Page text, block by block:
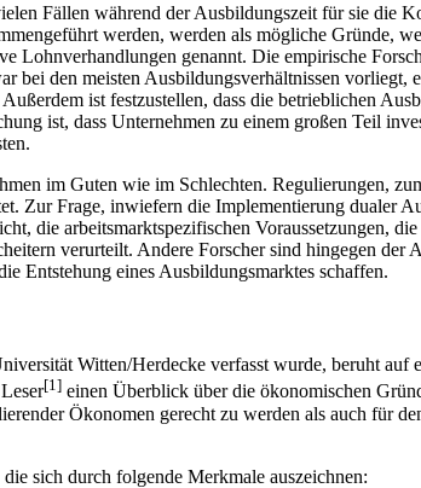
Fällen während der Ausbildungszeit für sie die
werden, werden als mögliche Gründe,
Lohnverhandlungen genannt. Die empirische
den meisten Ausbildungsverhältnissen
ist festzustellen, dass die betrieblichen
ist, dass Unternehmen zu einem großen Teil
im Guten wie im Schlechten. Regulierungen,
Zur Frage, inwiefern die Implementierung dualer
die arbeitsmarktspezifischen Voraussetzungen,
verurteilt. Andere Forscher sind hingegen
Entstehung eines Ausbildungsmarktes schaffen.
Witten/Herdecke verfasst wurde, beruht auf
[1] einen Überblick über die ökonomischen
Ökonomen gerecht zu werden als auch für
sich durch folgende Merkmale auszeichnen: